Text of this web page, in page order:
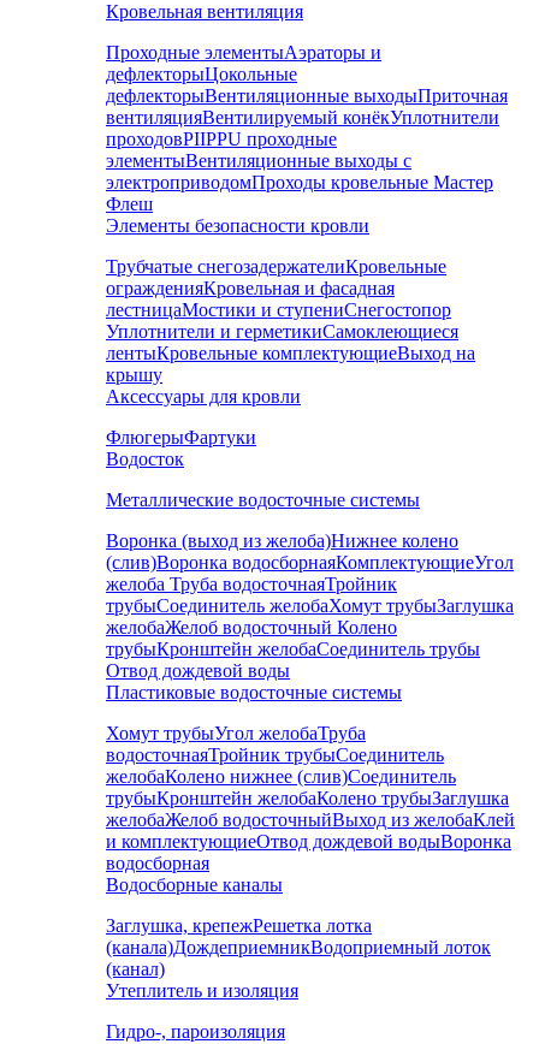
Кровельная вентиляция
Проходные элементыАэраторы и
дефлекторыЦокольные
дефлекторыВентиляционные выходыПриточная
вентиляцияВентилируемый конёкУплотнители
проходовPIIPPU проходные
элементыВентиляционные выходы с
электроприводомПроходы кровельные Мастер
Флеш
Элементы безопасности кровли
Трубчатые снегозадержателиКровельные
огражденияКровельная и фасадная
лестницаМостики и ступениСнегостопор
Уплотнители и герметикиСамоклеющиеся
лентыКровельные комплектующиеВыход на
крышу
Аксессуары для кровли
ФлюгерыФартуки
Водосток
Металлические водосточные системы
Воронка (выход из желоба)Нижнее колено
(слив)Воронка водосборнаяКомплектующиеУгол
желоба Труба водосточнаяТройник
трубыСоединитель желобаХомут трубыЗаглушка
желобаЖелоб водосточный Колено
трубыКронштейн желобаСоединитель трубы
Отвод дождевой воды
Пластиковые водосточные системы
Хомут трубыУгол желобаТруба
водосточнаяТройник трубыСоединитель
желобаКолено нижнее (слив)Соединитель
трубыКронштейн желобаКолено трубыЗаглушка
желобаЖелоб водосточныйВыход из желобаКлей
и комплектующиеОтвод дождевой водыВоронка
водосборная
Водосборные каналы
Заглушка, крепежРешетка лотка
(канала)ДождеприемникВодоприемный лоток
(канал)
Утеплитель и изоляция
Гидро-, пароизоляция